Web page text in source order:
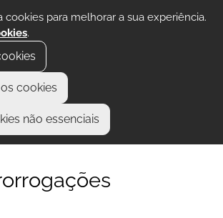
cookies para melhorar a sua experiência.
.
cookies
não essenciais